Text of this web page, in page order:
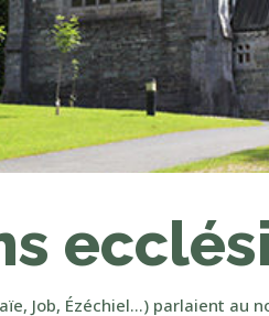
Job, Ézéchiel…) parlaient au